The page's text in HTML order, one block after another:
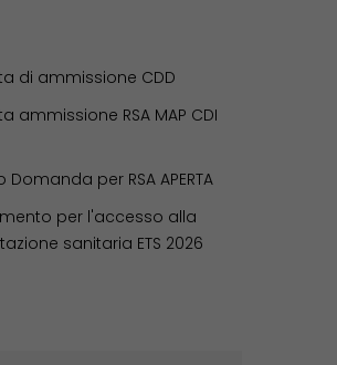
di ammissione CDD
ammissione RSA MAP CDI
Domanda per RSA APERTA
per l'accesso alla
sanitaria ETS 2026